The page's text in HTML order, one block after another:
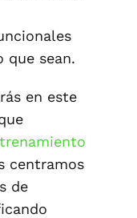
que sean.
en este
centramos
de